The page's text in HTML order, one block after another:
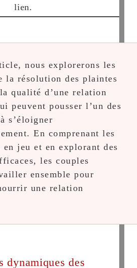
lien.
nous explorerons les
la résolution des plaintes
qualité d’une relation
peuvent pousser l’un des
s’éloigner
En comprenant les
en jeu et en explorant des
les couples
ensemble pour
une relation
dynamiques des